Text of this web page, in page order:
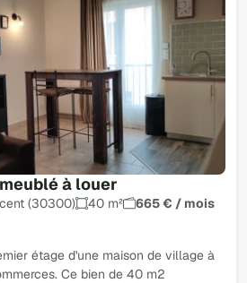
à louer
(30300) 40 m²
665 € / mois
étage d'une maison de village à
Ce bien de 40 m2